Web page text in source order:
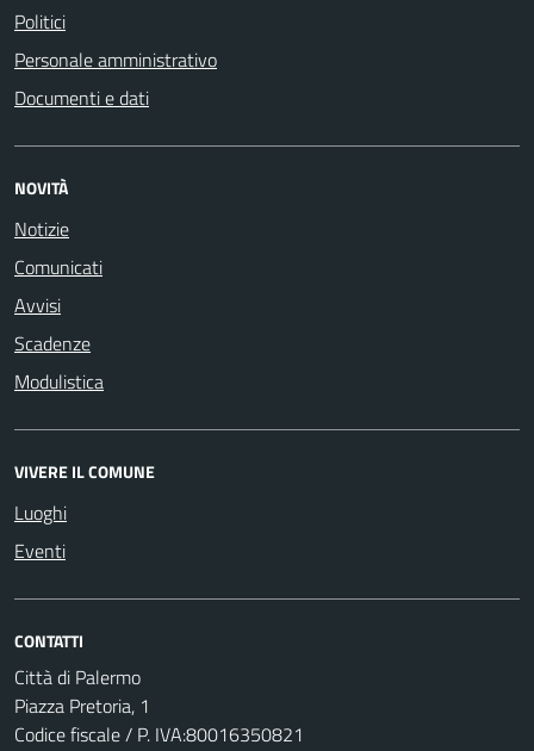
Politici
Personale amministrativo
Documenti e dati
NOVITÀ
Notizie
Comunicati
Avvisi
Scadenze
Modulistica
VIVERE IL COMUNE
Luoghi
Eventi
CONTATTI
Città di Palermo
Piazza Pretoria, 1
Codice fiscale / P. IVA:80016350821